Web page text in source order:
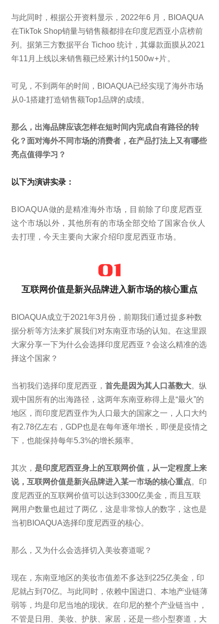
与此同时，根据公开资料显示，2022年6 月，BIOAQUA
在TikTok Shop销量与销售额都排在印度尼西亚小店榜前
列。据第三方数据平台 Tichoo 统计，其爆款面膜从2021
年11月上线以来销售额已经累计约1500w+片。
可见，不到两年的时间，BIOAQUA已经实现了海外市场
从0-1搭建打造销售额Top1品牌的成绩。
那么，出海品牌应该怎样在短时间内完成自有路径的转
化？面对海外不同市场的消费者，在产品打法上又有哪些
亮点值得学习？
以下为演讲实录：
BIOAQUA做的是精准海外市场，目前除了印度尼西亚
这个市场以外，其他所有的市场全部交给了国家合伙人
去打理，今天主要向大家介绍印度尼西亚市场。
互联网价值是新兴品牌进入新市场的核心重点
BIOAQUA成立于2021年3月份，前期我们通过提多种数
据分析等方法来扩展我们对东南亚市场的认知。在这里跟
大家分享一下为什么会选择印度尼西亚？会这么精准的选
择这个国家？
当初我们选择印度尼西亚， 首先是因为其人口基数大。纵
观中国所有的出海路径，这两年东南亚称得上是“最火”的
地区，而印度尼西亚作为人口最大的国家之一，人口大约
有2.78亿左右，GDP也是在每年逐年增长，即便是疫情之
下，也能保持每年5.3%的增长频率。
其次， 是印度尼西亚身上的互联网价值，从一定程度上来
说，互联网价值是新兴品牌进入某一市场的核心重点。印
度尼西亚的互联网价值可以达到3300亿美金，而且互联
网用户数量也超过了两亿，这是非常惊人的数字，这也是
当初BIOAQUA选择印度尼西亚的核心。
那么，又为什么会选择切入美妆赛道呢？
现在，东南亚地区的美妆市值差不多达到225亿美金，印
尼就占到70亿。与此同时，依赖中国进口、本地产业链薄
弱等，均是印尼当地的现状。在印尼的整个产业链当中，
不管是日用、美妆、护肤、家居，还是一些小型赛道，大